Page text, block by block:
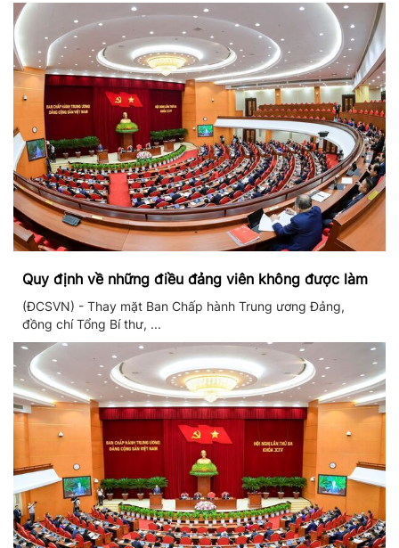
Quy định về những điều đảng viên không được làm
(ĐCSVN) - Thay mặt Ban Chấp hành Trung ương Đảng,
đồng chí Tổng Bí thư, ...